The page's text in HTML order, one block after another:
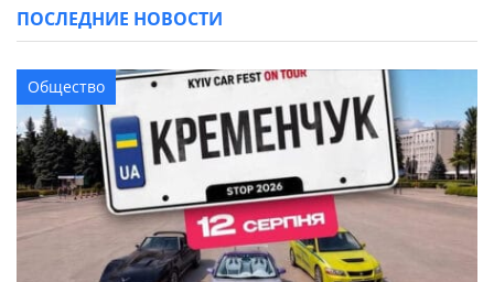
ПОСЛЕДНИЕ НОВОСТИ
Общество